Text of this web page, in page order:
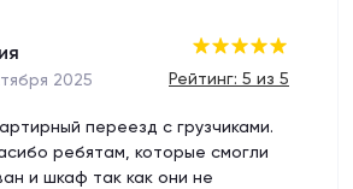
2025 Рейтинг: 5 из 5
переезд с грузчиками.
ребятам, которые смогли
и шкаф так как они не